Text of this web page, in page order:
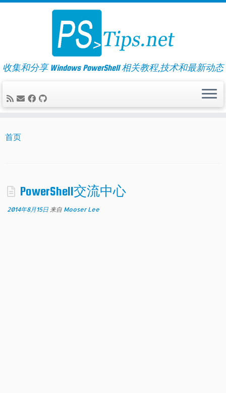
Skip
收集和分享 Windows PowerShell 相关教程,技术和最新动态
首页
PowerShell交流中心
2014年8月15日 来自 Mooser Lee